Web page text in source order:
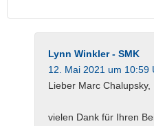
Lynn Winkler - SMK
12. Mai 2021 um 10:59
Lieber Marc Chalupsky,
vielen Dank für Ihren